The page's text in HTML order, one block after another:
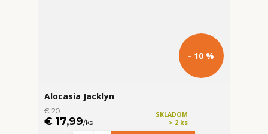
- 10 %
Alocasia Jacklyn
€ 20
€ 17,99/ks
SKLADOM
> 2 ks